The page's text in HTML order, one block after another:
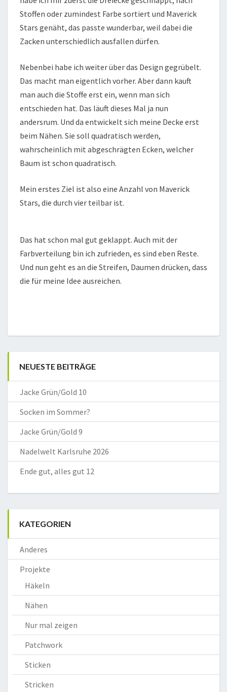
Stoffen oder zumindest Farbe sortiert und Maverick
Stars genäht, das passte wunderbar, weil dabei die
Zacken unterschiedlich ausfallen dürfen.
Nebenbei habe ich weiter über das Design gegrübelt.
Das macht man eigentlich vorher. Aber dann kauft
man auch die Stoffe erst ein, wenn man sich
entschieden hat. Das läuft dieses Mal ja nun
andersrum. Und da entwickelt sich meine Decke erst
beim Nähen. Sie soll quadratisch werden,
wahrscheinlich mit abgeschrägten Ecken, welcher
Baum ist schon quadratisch.
Mein erstes Ziel ist also eine Anzahl von Maverick
Stars, die durch vier teilbar ist.
Das hat schon mal gut geklappt. Auch mit der
Farbverteilung bin ich zufrieden, es sind eben Reste.
Und nun geht es an die Streifen, Daumen drücken, dass
die für meine Idee ausreichen.
NEUESTE BEITRÄGE
Jacke Grün/Gold 10
Socken im Sommer?
Jacke Grün/Gold 9
Nadelwelt Karlsruhe 2026
Ende gut, alles gut 12
KATEGORIEN
Anderes
Projekte
Häkeln
Nähen
Nur mal zeigen
Patchwork
Sticken
Stricken